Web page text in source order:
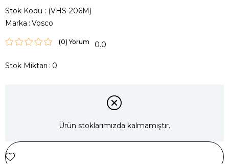
Stok Kodu
(VHS-206M)
Marka : Vosco
(0) 0.0
Stok Miktarı : 0
Ürün stoklarımızda kalmamıştır.